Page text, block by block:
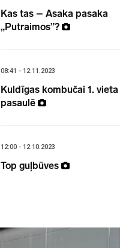
Kas tas – Asaka pasaka
„Putraimos”?
08:41 - 12.11.2023
Kuldīgas kombučai 1. vieta
pasaulē
12:00 - 12.10.2023
Top guļbūves